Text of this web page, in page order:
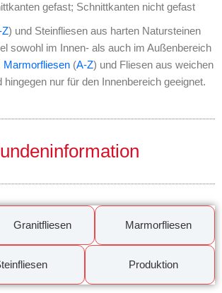
gefast; Schnittkanten nicht gefast
) und Steinfliesen aus harten Natursteinen
sowohl im Innen- als auch im Außenbereich
Marmorfliesen (A-Z) und Fliesen aus weichen
hingegen nur für den Innenbereich geeignet.
Granitfliesen Marmorfliesen
Produktion